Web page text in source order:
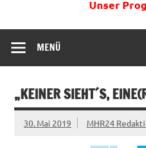
Unser
MENÜ
„KEINER SIEHT´S,
30. Mai 2019 MHR24